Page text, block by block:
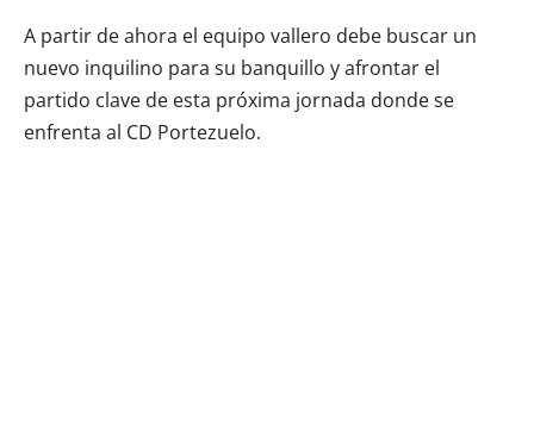
A partir de ahora el equipo vallero debe buscar un
nuevo inquilino para su banquillo y afrontar el
partido clave de esta próxima jornada donde se
enfrenta al CD Portezuelo.